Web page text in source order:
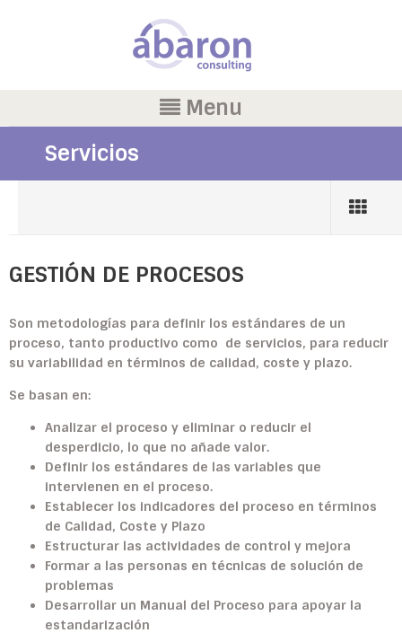
Menu
Servicios
GESTIÓN DE PROCESOS
Son metodologías para definir los estándares de un
proceso, tanto productivo como de servicios, para reducir
su variabilidad en términos de calidad, coste y plazo.
Se basan en:
Analizar el proceso y eliminar o reducir el
desperdicio, lo que no añade valor.
Definir los estándares de las variables que
intervienen en el proceso.
Establecer los indicadores del proceso en términos
de Calidad, Coste y Plazo
Estructurar las actividades de control y mejora
Formar a las personas en técnicas de solución de
problemas
Desarrollar un Manual del Proceso para apoyar la
estandarización